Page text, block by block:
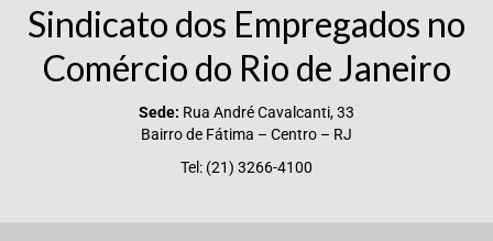
Sindicato dos Empregados no
Comércio do Rio de Janeiro
Sede: Rua André Cavalcanti, 33
Bairro de Fátima – Centro – RJ
Tel: (21) 3266-4100